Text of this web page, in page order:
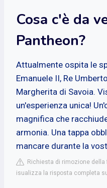
Cosa c'è da
Pantheon?
Attualmente ospita le
Emanuele II, Re
Margherita di Savoia.
un'esperienza unica!
magnifica che
armonia. Una tappa
mancare durante la
Richiesta di rimozione della
isualizza la risposta completa